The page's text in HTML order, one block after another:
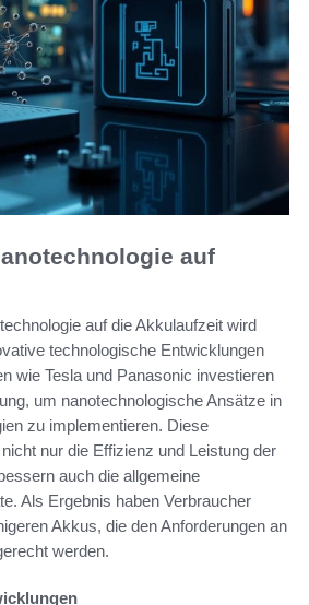
auf
auf die Akkulaufzeit wird
technologische Entwicklungen
wie Tesla und Panasonic investieren
um nanotechnologische Ansätze in
zu implementieren. Diese
nur die Effizienz und Leistung der
auch die allgemeine
Als Ergebnis haben Verbraucher
Akkus, die den Anforderungen an
werden.